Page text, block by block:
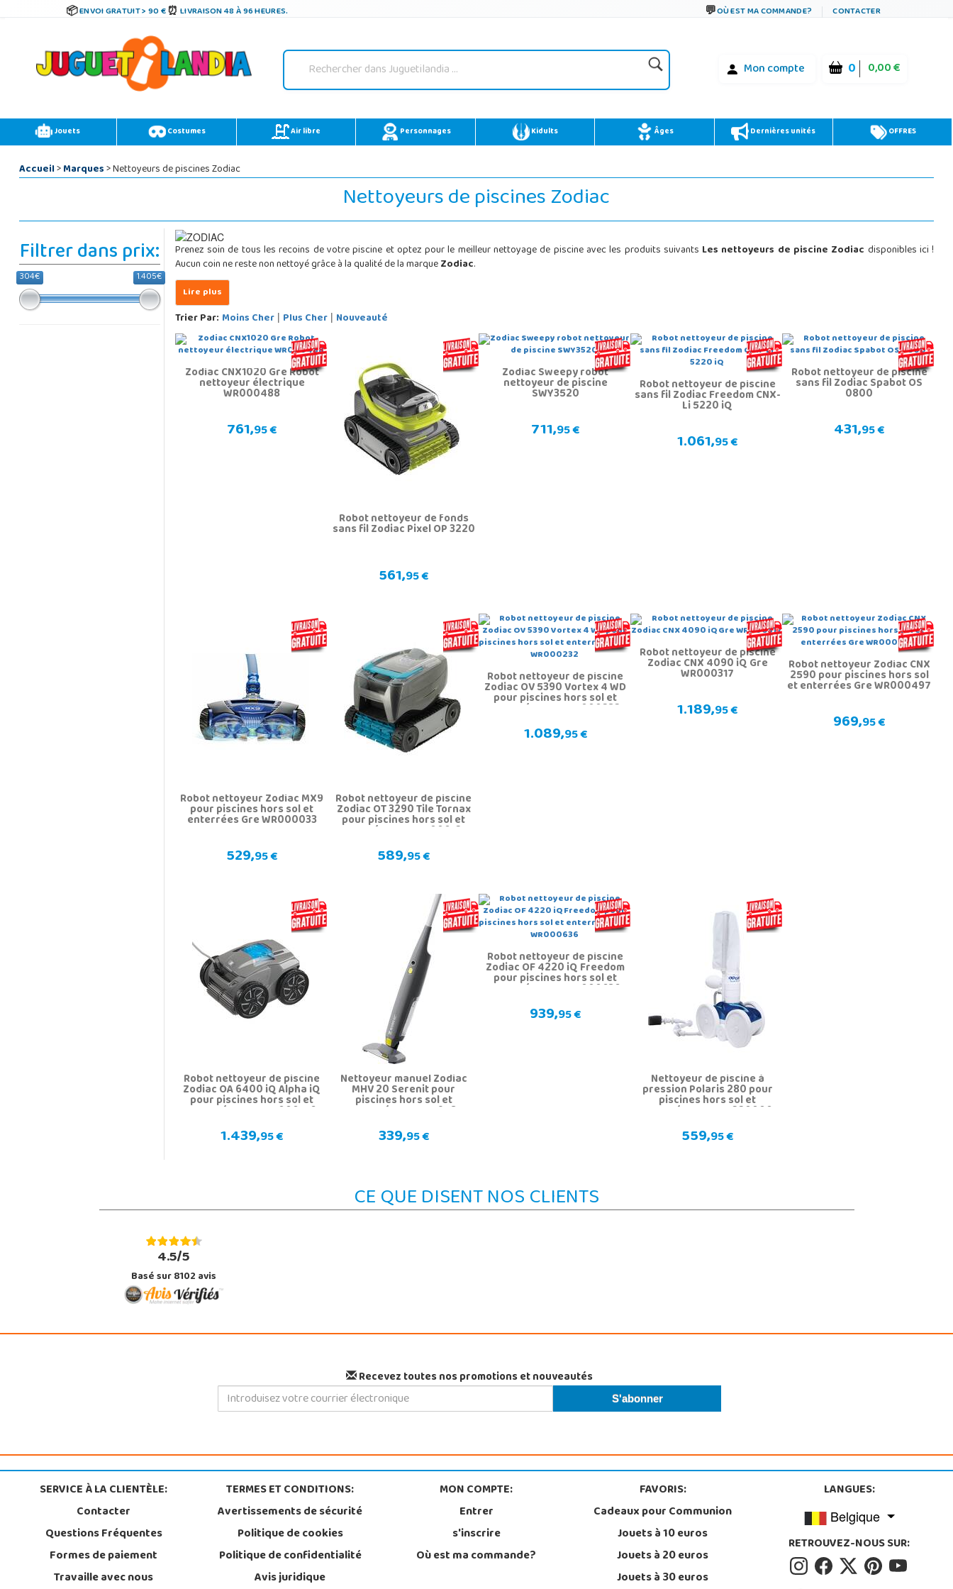
ENVOI GRATUIT > 90 € LIVRAISON 48 À 96 HEURES. OÙ EST MA COMMANDE? CONTACTER
Mon compte 0 0,00 €
Jouets Costumes Air libre Personnages Kidults Âges Dernières unités OFFRES
Accueil>Marques> Nettoyeurs de piscines Zodiac
Nettoyeurs de piscines Zodiac
Filtrer dans prix:
304€ 1.405€
Prenez soin de tous les recoins de votre piscine et optez pour le meilleur nettoyage de piscine avec les produits suivants Les nettoyeurs de piscine Zodiac disponibles ici !
Aucun coin ne reste non nettoyé grâce à la qualité de la marqueZodiac.
Trier Par: Moins Cher| Plus Cher| Nouveauté
Zodiac CNX1020 Gre Robot
nettoyeur électrique
WR000488
761,95 €
Robot nettoyeur de fonds
sans fil Zodiac Pixel OP 3220
561,95 €
Zodiac Sweepy robot
nettoyeur de piscine
SWY3520
711,95 €
Robot nettoyeur de piscine
sans fil Zodiac Freedom CNX-
Li 5220 iQ
1.061,95 €
Robot nettoyeur de piscine
sans fil Zodiac Spabot OS
0800
431,95 €
Robot nettoyeur Zodiac MX9
pour piscines hors sol et
enterrées Gre WR000033
529,95 €
Robot nettoyeur de piscine
Zodiac OT 3290 Tile Tornax
pour piscines hors sol et
enterrées Gre WR000127
589,95 €
Robot nettoyeur de piscine
Zodiac OV 5390 Vortex 4 WD
pour piscines hors sol et
enterrées Gre WR000232
1.089,95 €
Robot nettoyeur de piscine
Zodiac CNX 4090 iQ Gre
WR000317
1.189,95 €
Robot nettoyeur Zodiac CNX
2590 pour piscines hors sol
et enterrées Gre WR000497
969,95 €
Robot nettoyeur de piscine
Zodiac OA 6400 iQ Alpha iQ
pour piscines hors sol et
enterrées Gre WR000516
1.439,95 €
Nettoyeur manuel Zodiac
MHV 20 Serenit pour
piscines hors sol et
enterrées Gre 77943
339,95 €
Robot nettoyeur de piscine
Zodiac OF 4220 iQ Freedom
pour piscines hors sol et
enterrées Gre WR000636
939,95 €
Nettoyeur de piscine à
pression Polaris 280 pour
piscines hors sol et
enterrées Gre W7220000
559,95 €
CE QUE DISENT NOS CLIENTS
4.5/5
Basé sur 8102 avis
Recevez toutes nos promotions et nouveautés
SERVICE À LA CLIENTÈLE:
Contacter
Questions Fréquentes
Formes de paiement
Travaille avec nous
TERMES ET CONDITIONS:
Avertissements de sécurité
Politique de cookies
Politique de confidentialité
Avis juridique
MON COMPTE:
Entrer
s'inscrire
Où est ma commande?
FAVORIS:
Cadeaux pour Communion
Jouets à 10 euros
Jouets à 20 euros
Jouets à 30 euros
LANGUES:
Belgique
RETROUVEZ-NOUS SUR: